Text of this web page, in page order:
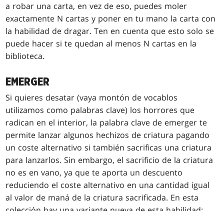
a robar una carta, en vez de eso, puedes moler
exactamente N cartas y poner en tu mano la carta con
la habilidad de dragar. Ten en cuenta que esto solo se
puede hacer si te quedan al menos N cartas en la
biblioteca.
EMERGER
Si quieres desatar (vaya montón de vocablos
utilizamos como palabras clave) los horrores que
radican en el interior, la palabra clave de emerger te
permite lanzar algunos hechizos de criatura pagando
un coste alternativo si también sacrificas una criatura
para lanzarlos. Sin embargo, el sacrificio de la criatura
no es en vano, ya que te aporta un descuento
reduciendo el coste alternativo en una cantidad igual
al valor de maná de la criatura sacrificada. En esta